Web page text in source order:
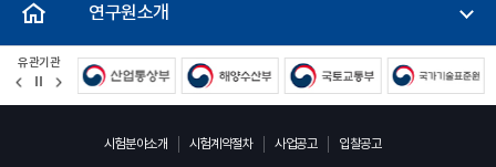
연구원소개
유관기관
정
지
시험분야소개 시험계약절차 사업공고 입찰공고